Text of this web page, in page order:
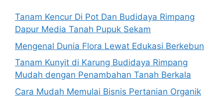
Tanam Kencur Di Pot Dan Budidaya Rimpang
Dapur Media Tanah Pupuk Sekam
Mengenal Dunia Flora Lewat Edukasi Berkebun
Tanam Kunyit di Karung Budidaya Rimpang
Mudah dengan Penambahan Tanah Berkala
Cara Mudah Memulai Bisnis Pertanian Organik